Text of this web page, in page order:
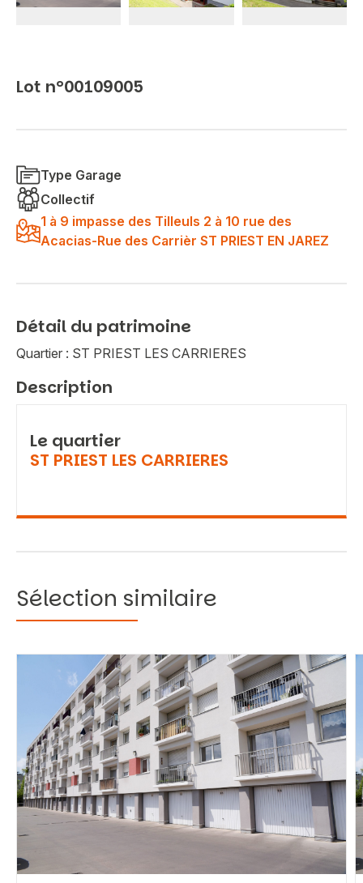
Lot n°00109005
Type Garage
Collectif
1 à 9 impasse des Tilleuls 2 à 10 rue des
Acacias-Rue des Carrièr ST PRIEST EN JAREZ
Détail du patrimoine
Quartier : ST PRIEST LES CARRIERES
Description
Le quartier
ST PRIEST LES CARRIERES
Sélection similaire